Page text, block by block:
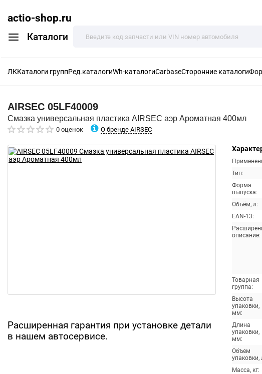
actio-shop.ru
Каталоги
ЛККаталоги группРед.каталогиWh-каталогиCarbaseСторонние каталоги
AIRSEC 05LF40009
Смазка универсальная пластика AIRSEC аэр Ароматная 400мл
0 оценок О бренде AIRSEC
Расширенная гарантия при установке детали
в нашем автосервисе.
Тип:
Форма
выпуска:
Объём, л:
EAN-13:
описание:
Товарная
группа:
Высота
упаковки,
мм:
Длина
упаковки,
мм:
Объем
упаковки,
Масса, кг: